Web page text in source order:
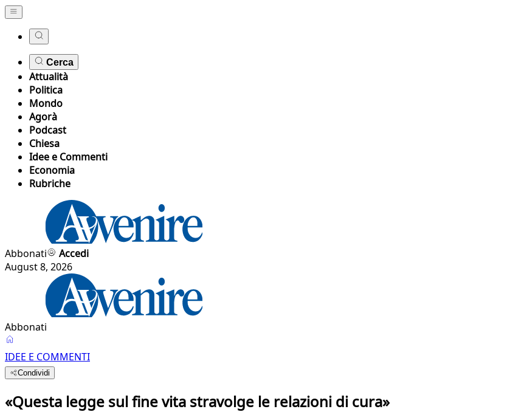
Cerca
Attualità
Politica
Mondo
Agorà
Podcast
Chiesa
Idee e Commenti
Economia
Rubriche
Abbonati
Accedi
August 8, 2026
Abbonati
IDEE E COMMENTI
Condividi
«Questa legge sul fine vita stravolge le relazioni di cura»